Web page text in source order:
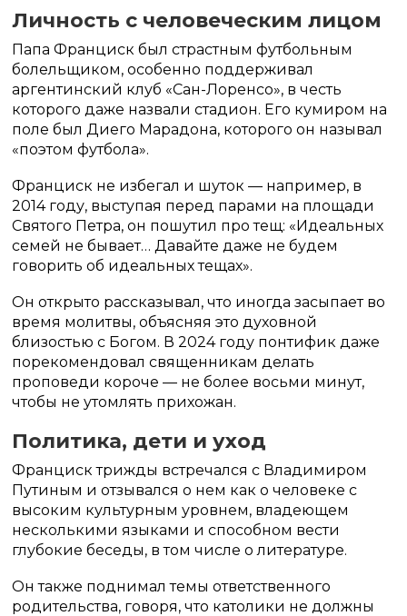
Личность с человеческим лицом
Папа Франциск был страстным футбольным
болельщиком, особенно поддерживал
аргентинский клуб «Сан-Лоренсо», в честь
которого даже назвали стадион. Его кумиром на
поле был Диего Марадона, которого он называл
«поэтом футбола».
Франциск не избегал и шуток — например, в
2014 году, выступая перед парами на площади
Святого Петра, он пошутил про тещ: «Идеальных
семей не бывает… Давайте даже не будем
говорить об идеальных тещах».
Он открыто рассказывал, что иногда засыпает во
время молитвы, объясняя это духовной
близостью с Богом. В 2024 году понтифик даже
порекомендовал священникам делать
проповеди короче — не более восьми минут,
чтобы не утомлять прихожан.
Политика, дети и уход
Франциск трижды встречался с Владимиром
Путиным и отзывался о нем как о человеке с
высоким культурным уровнем, владеющем
несколькими языками и способном вести
глубокие беседы, в том числе о литературе.
Он также поднимал темы ответственного
родительства, говоря, что католики не должны